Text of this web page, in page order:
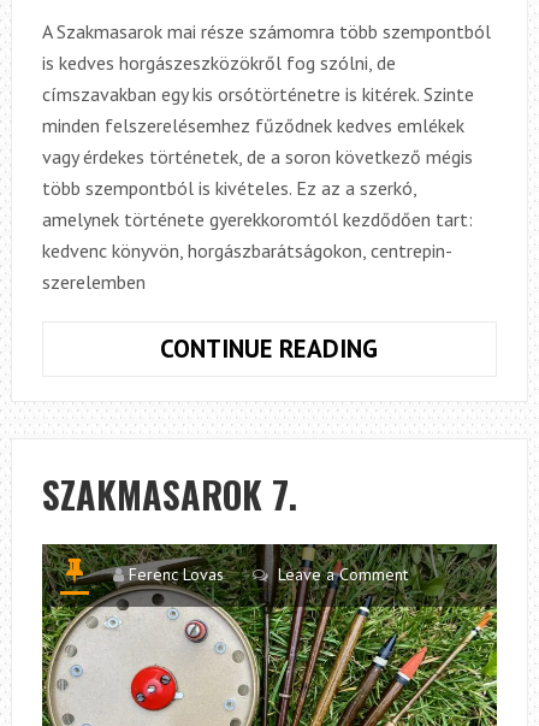
A Szakmasarok mai része számomra több szempontból
is kedves horgászeszközökről fog szólni, de
címszavakban egy kis orsótörténetre is kitérek. Szinte
minden felszerelésemhez fűződnek kedves emlékek
vagy érdekes történetek, de a soron következő mégis
több szempontból is kivételes. Ez az a szerkó,
amelynek története gyerekkoromtól kezdődően tart:
kedvenc könyvön, horgászbarátságokon, centrepin-
szerelemben
CONTINUE READING
SZAKMASAROK 7.
Ferenc Lovas Leave a Comment